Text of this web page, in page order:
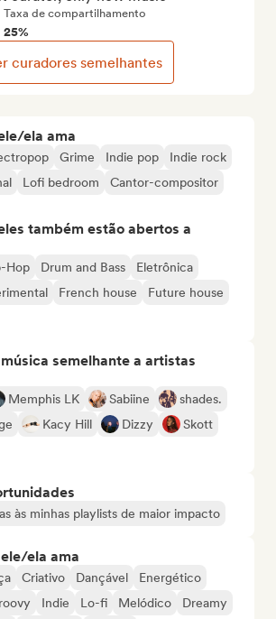
ela ama
Grime Indie pop
Indie rock
Lofi bedroom
Cantor-compositor
também estão abertos a
Hop Drum and Bass
Eletrônica
French house
Future house
semelhante a artistas
Memphis LK Sabiine
shades.
Kacy Hill Dizzy
Skott
às minhas playlists de maior impacto
ela ama
Criativo Dançável
Energético
Indie Lo-fi Melódico
Dreamy
Taxa de compartilhamento
25%
curadores semelhantes